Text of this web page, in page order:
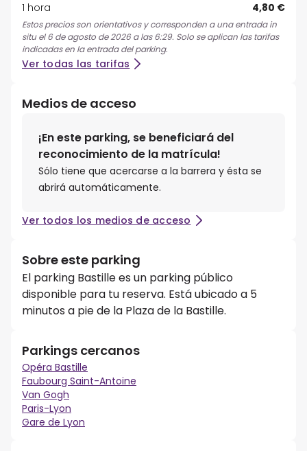
1 hora
4,80 €
Estos precios son orientativos y corresponden a una entrada in
situ el 6 de agosto de 2026 a las 6:29. Solo se aplican las tarifas
indicadas en la entrada del parking.
Ver todas las tarifas
Medios de acceso
¡En este parking, se beneficiará del
reconocimiento de la matrícula!
Sólo tiene que acercarse a la barrera y ésta se
abrirá automáticamente.
Ver todos los medios de acceso
Sobre este parking
El parking Bastille es un parking público
disponible para tu reserva. Está ubicado a 5
minutos a pie de la Plaza de la Bastille.
Parkings cercanos
Opéra Bastille
Faubourg Saint-Antoine
Van Gogh
Paris-Lyon
Gare de Lyon